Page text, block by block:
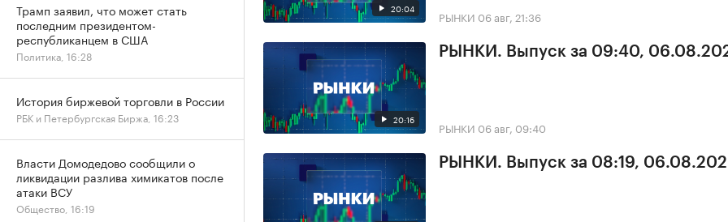
20:04 РЫНКИ 06 авг, 21:36
20:16
РЫНКИ. Выпуск за 09:40,
РЫНКИ 06 авг, 09:40
РЫНКИ. Выпуск за 08:19,
Трамп заявил, что может стать
последним президентом-
республиканцем в США
Политика, 16:28
История биржевой торговли в России
РБК и Петербургская Биржа, 16:23
Власти Домодедово сообщили о
ликвидации разлива химикатов после
атаки ВСУ
Общество, 16:19